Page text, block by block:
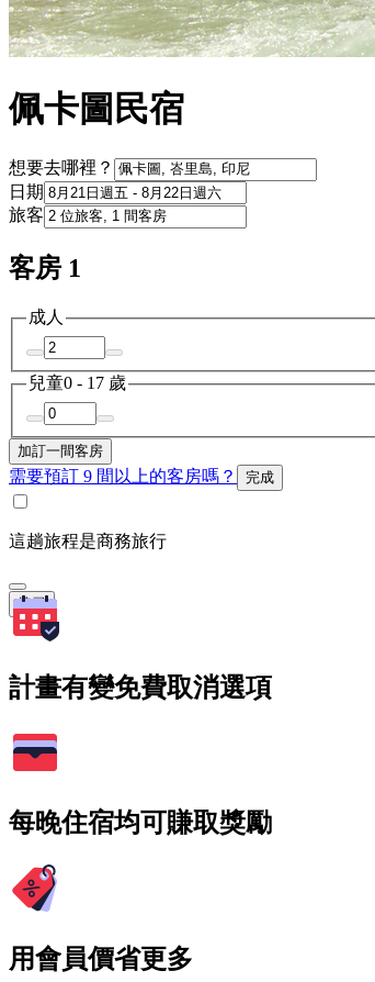
佩卡圖民宿
想要去哪裡？
日期
旅客
客房 1
成人
兒童0 - 17 歲
加訂一間客房
需要預訂 9 間以上的客房嗎？ 完成
這趟旅程是商務旅行
搜尋
計畫有變免費取消選項
每晚住宿均可賺取獎勵
用會員價省更多